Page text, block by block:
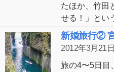
たほか、竹田
せる！」とい
新婚旅行②
2012年3月21
旅の4〜5日目